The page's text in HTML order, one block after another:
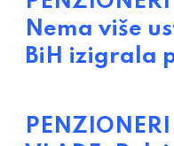
Nema više
BiH izigrala